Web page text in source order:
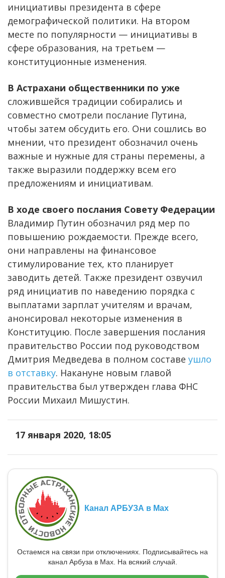
инициативы президента в сфере
демографической политики. На втором
месте по популярности — инициативы в
сфере образования, на третьем —
конституционные изменения.
В Астрахани общественники по уже
сложившейся традиции собирались и
совместно смотрели послание Путина,
чтобы затем обсудить его. Они сошлись во
мнении, что президент обозначил очень
важные и нужные для страны перемены, а
также выразили поддержку всем его
предложениям и инициативам.
В ходе своего послания Совету Федерации
Владимир Путин обозначил ряд мер по
повышению рождаемости. Прежде всего,
они направлены на финансовое
стимулирование тех, кто планирует
заводить детей. Также президент озвучил
ряд инициатив по наведению порядка с
выплатами зарплат учителям и врачам,
анонсировал некоторые изменения в
Конституцию. После завершения послания
правительство России под руководством
Дмитрия Медведева в полном составе ушло
в отставку. Накануне новым главой
правительства был утвержден глава ФНС
России Михаил Мишустин.
17 января 2020, 18:05
Канал АРБУЗА в Max
Остаемся на связи при отключениях. Подписывайтесь на
канал Арбуза в Max. На всякий случай.